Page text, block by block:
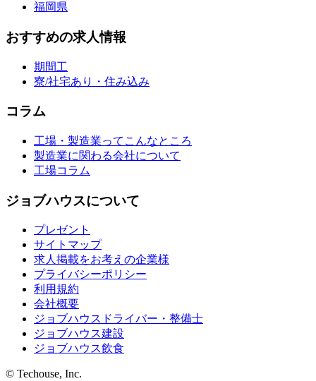
福岡県
おすすめの求人情報
期間工
寮/社宅あり・住み込み
コラム
工場・製造業ってこんなところ
製造業に関わる会社について
工場コラム
ジョブハウスについて
プレゼント
サイトマップ
求人掲載をお考えの企業様
プライバシーポリシー
利用規約
会社概要
ジョブハウスドライバー・整備士
ジョブハウス建設
ジョブハウス飲食
© Techouse, Inc.